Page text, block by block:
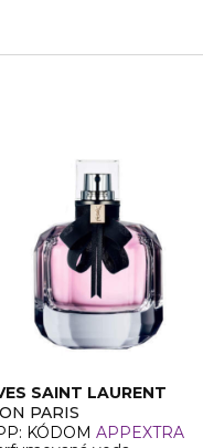
SAINT LAURENT
PARIS
KÓDOM APPEXTRA